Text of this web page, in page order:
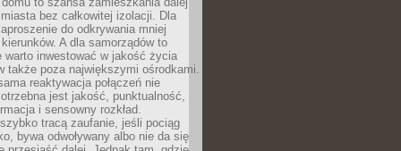
bez całkowitej izolacji. Dla
do odkrywania mniej
A dla samorządów to
warto inwestować w jakość życia
także poza największymi ośrodkami.
reaktywacja połączeń nie
jest jakość, punktualność,
i sensowny rozkład.
tracą zaufanie, jeśli pociąg
bywa odwoływany albo nie da się